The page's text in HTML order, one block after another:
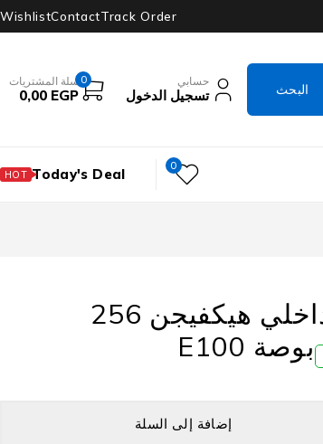
Track Order
Contact
Wishlist
حسابي
تسجيل الدخول
0 سلة المشتريات
0,00 EGP
0
Today's Deal
HOT
هارد درايف SSD داخلي هيكفيجن 256
إضافة إلى السلة